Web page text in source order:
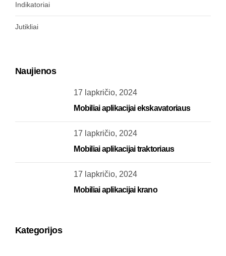
Indikatoriai
Jutikliai
Naujienos
17 lapkričio, 2024
Mobiliai aplikacijai ekskavatoriaus
17 lapkričio, 2024
Mobiliai aplikacijai traktoriaus
17 lapkričio, 2024
Mobiliai aplikacijai krano
Kategorijos